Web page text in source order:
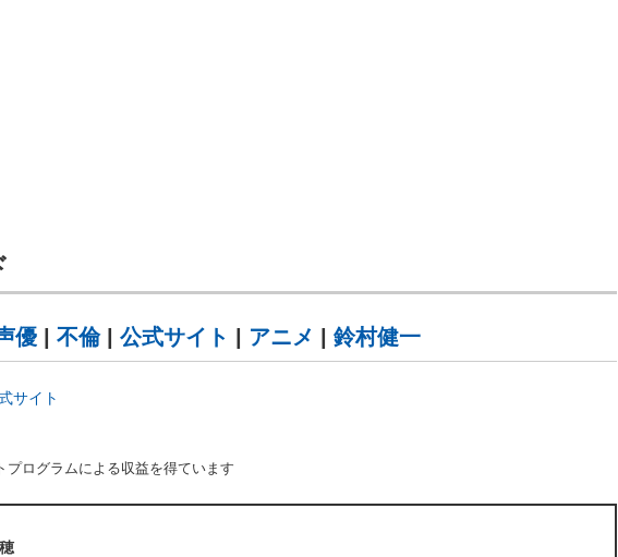
優 不倫| 公式サイト アニメ 鈴村健一
サイト
ログラムによる収益を得ています